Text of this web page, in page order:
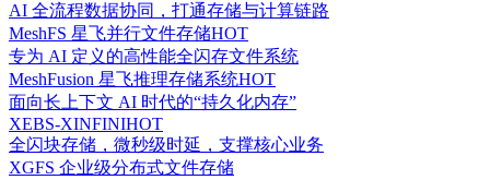
AI 全流程数据协同，打通存储与计算链路
MeshFS 星飞并行文件存储HOT
专为 AI 定义的高性能全闪存文件系统
MeshFusion 星飞推理存储系统HOT
面向长上下文 AI 时代的“持久化内存”
XEBS-XINFINIHOT
全闪块存储，微秒级时延，支撑核心业务
XGFS 企业级分布式文件存储